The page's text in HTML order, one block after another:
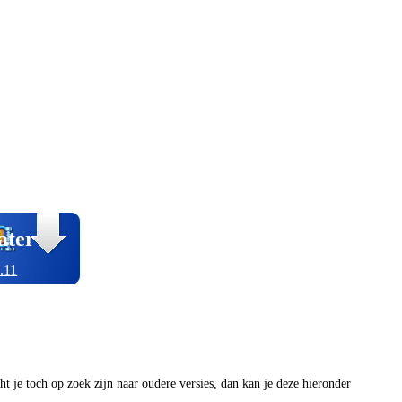
je toch op zoek zijn naar oudere versies, dan kan je deze hieronder